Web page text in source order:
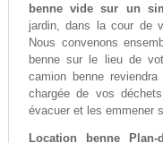
benne vide sur un
jardin, dans la cour de
Nous convenons
benne sur le lieu de
camion benne
chargée de vos
évacuer et les emmener
Location benne Plan-